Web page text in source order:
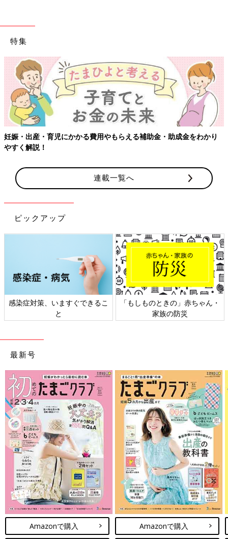
特集
妊娠・出産・育児にかかる費用やもらえる補助金・助成金をわかり
やすく解説！
連載一覧へ
ピックアップ
感染症対策、いますぐできるこ
と
「もしものときの」赤ちゃん・
家族の防災
最新号
Amazonで購入 Amazonで購入